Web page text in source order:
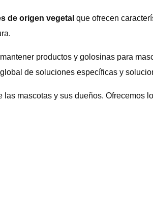
de origen vegetal que ofrecen
productos y golosinas para
de soluciones específicas y
mascotas y sus dueños. Ofrecemos